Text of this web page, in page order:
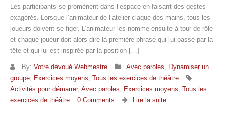
Les participants se promènent dans l’espace en faisant des gestes
exagérés. Lorsque l’animateur de l’atelier claque des mains, tous les
joueurs doivent se figer. L’animateur les nomme ensuite à tour de rôle
et chaque joueur doit alors dire la première phrase qui lui passe par la
tête et qui lui est inspirée par la position […]
By: Votre dévoué Webmestre Avec paroles, Dynamiser un
groupe, Exercices moyens, Tous les exercices de théâtre
Activités pour démarrer, Avec paroles, Exercices moyens, Tous les
exercices de théâtre
0 Comments Lire la suite